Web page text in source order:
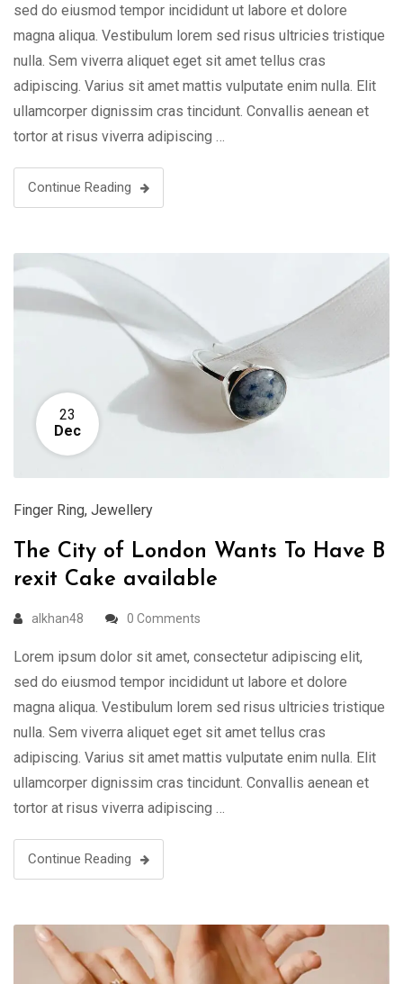
sed do eiusmod tempor incididunt ut labore et dolore
magna aliqua. Vestibulum lorem sed risus ultricies tristique
nulla. Sem viverra aliquet eget sit amet tellus cras
adipiscing. Varius sit amet mattis vulputate enim nulla. Elit
ullamcorper dignissim cras tincidunt. Convallis aenean et
tortor at risus viverra adipiscing …
Continue Reading
23
Dec
Finger Ring, Jewellery
The City of London Wants To Have B
rexit Cake available
alkhan48 0 Comments
Lorem ipsum dolor sit amet, consectetur adipiscing elit,
sed do eiusmod tempor incididunt ut labore et dolore
magna aliqua. Vestibulum lorem sed risus ultricies tristique
nulla. Sem viverra aliquet eget sit amet tellus cras
adipiscing. Varius sit amet mattis vulputate enim nulla. Elit
ullamcorper dignissim cras tincidunt. Convallis aenean et
tortor at risus viverra adipiscing …
Continue Reading